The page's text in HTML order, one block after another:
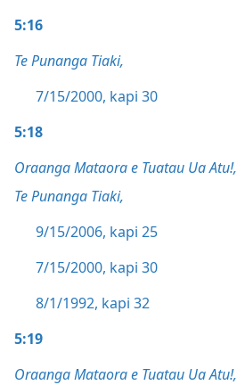
5:16
Te Punanga Tiaki,
7/15/2000, kapi 30
5:18
Oraanga Mataora e Tuatau Ua Atu!,
Te Punanga Tiaki,
9/15/2006, kapi 25
7/15/2000, kapi 30
8/1/1992, kapi 32
5:19
Oraanga Mataora e Tuatau Ua Atu!,